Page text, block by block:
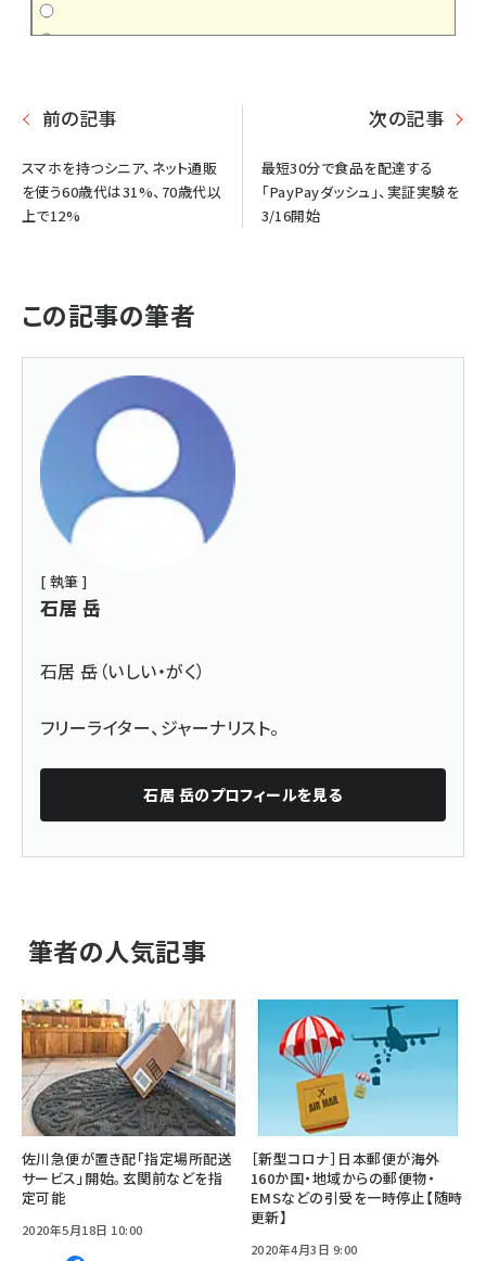
前の記事
スマホを持つシニア、ネット通販
を使う60歳代は31%、70歳代以
上で12%
次の記事
最短30分で食品を配達する
「PayPayダッシュ」、実証実験を
3/16開始
この記事の筆者
[ 執筆 ]
石居 岳
石居 岳（いしい・がく）
フリーライター、ジャーナリスト。
石居 岳のプロフィールを見る
筆者の人気記事
佐川急便が置き配「指定場所配送
サービス」開始。玄関前などを指
定可能
2020年5月18日 10:00
［新型コロナ］日本郵便が海外
160か国・地域からの郵便物・
EMSなどの引受を一時停止【随時
更新】
2020年4月3日 9:00